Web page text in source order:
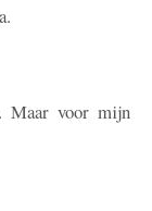
Maar voor mijn